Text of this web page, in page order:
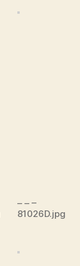
– – –
81026D.jpg